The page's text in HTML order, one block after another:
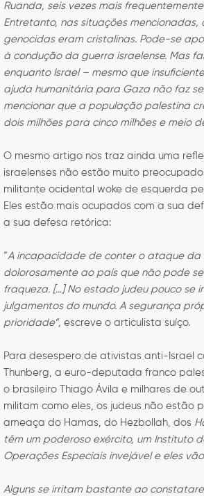
Ruanda, seis vezes mais
Entretanto, nas situações mencionadas,
genocidas eram cristalinas. Pode-se
à condução da guerra israelense. Mas
enquanto Israel – mesmo que
ajuda humanitária para Gaza não faz
mencionar que a população palestina
dois milhões para cinco milhões e meio
O mesmo artigo nos traz ainda uma
israelenses não estão muito
militante ocidental woke de esquerda
Eles estão mais ocupados com a sua
a sua defesa retórica:
“A incapacidade de conter o ataque da
dolorosamente ao país que não pode
fraqueza. […] No estado judeu pouco se
julgamentos do mundo. A segurança
prioridade”, escreve o articulista suíço.
Para desespero de ativistas anti-Israel
Thunberg, a euro-deputada franco
o brasileiro Thiago Ávila e milhares de
militam como eles, os judeus não estão
ameaça do Hamas, do Hezbollah, dos
têm um poderoso exército, um Instituto
Operações Especiais invejável e eles
Alguns se irritam bastante ao